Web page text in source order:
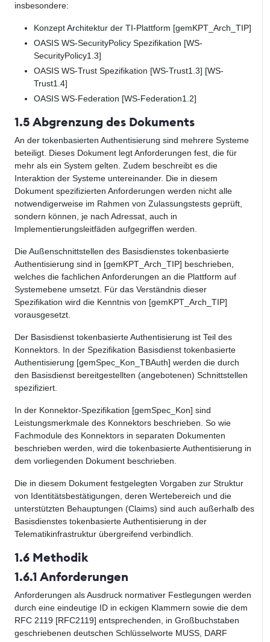
insbesondere:
Konzept Architektur der TI-Plattform [gemKPT_Arch_TIP]
OASIS WS-SecurityPolicy Spezifikation [WS-
SecurityPolicy1.3]
OASIS WS-Trust Spezifikation [WS-Trust1.3] [WS-
Trust1.4]
OASIS WS-Federation [WS-Federation1.2]
1.5 Abgrenzung des Dokuments
An der tokenbasierten Authentisierung sind mehrere Systeme
beteiligt. Dieses Dokument legt Anforderungen fest, die für
mehr als ein System gelten. Zudem beschreibt es die
Interaktion der Systeme untereinander. Die in diesem
Dokument spezifizierten Anforderungen werden nicht alle
notwendigerweise im Rahmen von Zulassungstests geprüft,
sondern können, je nach Adressat, auch in
Implementierungsleitfäden aufgegriffen werden.
Die Außenschnittstellen des Basisdienstes tokenbasierte
Authentisierung sind in [gemKPT_Arch_TIP] beschrieben,
welches die fachlichen Anforderungen an die Plattform auf
Systemebene umsetzt. Für das Verständnis dieser
Spezifikation wird die Kenntnis von [gemKPT_Arch_TIP]
vorausgesetzt.
Der Basisdienst tokenbasierte Authentisierung ist Teil des
Konnektors. In der Spezifikation Basisdienst tokenbasierte
Authentisierung [gemSpec_Kon_TBAuth] werden die durch
den Basisdienst bereitgestellten (angebotenen) Schnittstellen
spezifiziert.
In der Konnektor-Spezifikation [gemSpec_Kon] sind
Leistungsmerkmale des Konnektors beschrieben. So wie
Fachmodule des Konnektors in separaten Dokumenten
beschrieben werden, wird die tokenbasierte Authentisierung in
dem vorliegenden Dokument beschrieben.
Die in diesem Dokument festgelegten Vorgaben zur Struktur
von Identitätsbestätigungen, deren Wertebereich und die
unterstützten Behauptungen (Claims) sind auch außerhalb des
Basisdienstes tokenbasierte Authentisierung in der
Telematikinfrastruktur übergreifend verbindlich.
1.6 Methodik
1.6.1 Anforderungen
Anforderungen als Ausdruck normativer Festlegungen werden
durch eine eindeutige ID in eckigen Klammern sowie die dem
RFC 2119 [RFC2119] entsprechenden, in Großbuchstaben
geschriebenen deutschen Schlüsselworte MUSS, DARF